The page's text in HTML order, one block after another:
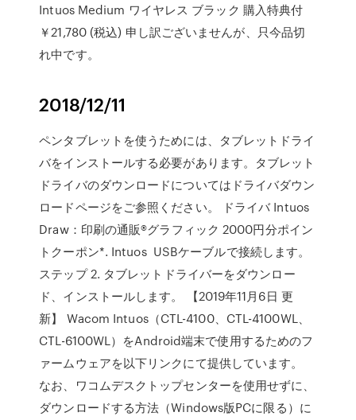
Intuos Medium ワイヤレス ブラック 購入特典付
￥21,780 (税込) 申し訳ございませんが、只今品切
れ中です。
2018/12/11
ペンタブレットを使うためには、タブレットドライ
バをインストールする必要があります。タブレット
ドライバのダウンロードについてはドライバダウン
ロードページをご参照ください。 ドライバ Intuos
Draw：印刷の通販®グラフィック 2000円分ポイン
トクーポン*. Intuos USBケーブルで接続します。
ステップ 2. タブレットドライバーをダウンロー
ド、インストールします。 【2019年11月6日 更
新】 Wacom Intuos（CTL-4100、CTL-4100WL、
CTL-6100WL）をAndroid端末で使用するためのフ
ァームウェアを以下リンクにて提供しています。
なお、ワコムデスクトップセンターを使用せずに、
ダウンロードする方法（Windows版PCに限る）に